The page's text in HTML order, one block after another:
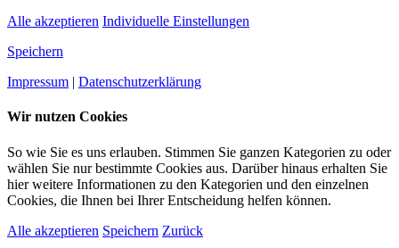
Alle akzeptieren Individuelle Einstellungen
Speichern
Impressum | Datenschutzerklärung
Wir nutzen Cookies
So wie Sie es uns erlauben. Stimmen Sie ganzen Kategorien zu oder
wählen Sie nur bestimmte Cookies aus. Darüber hinaus erhalten Sie
hier weitere Informationen zu den Kategorien und den einzelnen
Cookies, die Ihnen bei Ihrer Entscheidung helfen können.
Alle akzeptieren Speichern Zurück